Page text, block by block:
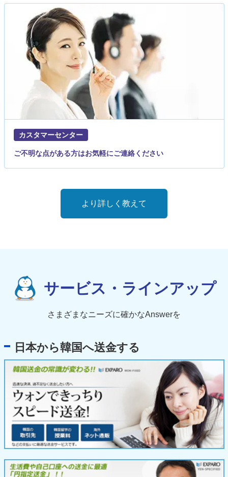
カスタマーセンター
ご不明な点がある方はお気軽にご連絡ください
より詳しく教えて
サービス・ラインアップ
さまざまなニーズに確かなAnswerを
日本から韓国へ送金する